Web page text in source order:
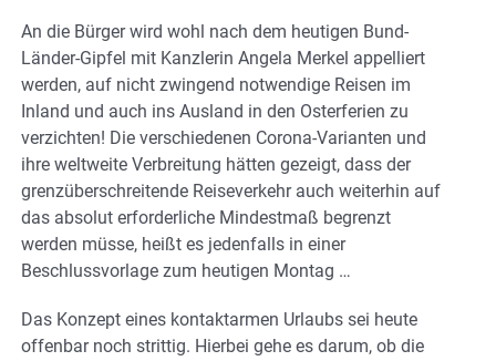
An die Bürger wird wohl nach dem heutigen Bund-
Länder-Gipfel mit Kanzlerin Angela Merkel appelliert
werden, auf nicht zwingend notwendige Reisen im
Inland und auch ins Ausland in den Osterferien zu
verzichten! Die verschiedenen Corona-Varianten und
ihre weltweite Verbreitung hätten gezeigt, dass der
grenzüberschreitende Reiseverkehr auch weiterhin auf
das absolut erforderliche Mindestmaß begrenzt
werden müsse, heißt es jedenfalls in einer
Beschlussvorlage zum heutigen Montag …
Das Konzept eines kontaktarmen Urlaubs sei heute
offenbar noch strittig. Hierbei gehe es darum, ob die